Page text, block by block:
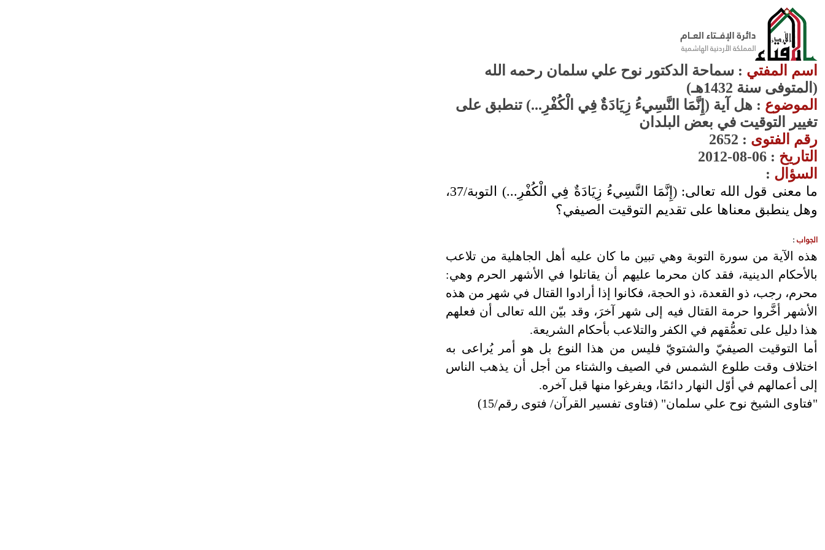
اسم المفتي : سماحة الدكتور نوح علي سلمان رحمه الله
(المتوفى سنة 1432هـ)
الموضوع : هل آية (إِنَّمَا النَّسِيءُ زِيَادَةٌ فِي الْكُفْرِ...) تنطبق على
تغيير التوقيت في بعض البلدان
رقم الفتوى :
2652
التاريخ : 06-08-2012
السؤال :
ما معنى قول الله تعالى: (إِنَّمَا النَّسِيءُ زِيَادَةٌ فِي الْكُفْرِ...) التوبة/37،
وهل ينطبق معناها على تقديم التوقيت الصيفي؟
الجواب:
هذه الآية من سورة التوبة وهي تبين ما كان عليه أهل الجاهلية من تلاعب
بالأحكام الدينية، فقد كان محرما عليهم أن يقاتلوا في الأشهر الحرم وهي:
محرم، رجب، ذو القعدة، ذو الحجة، فكانوا إذا أرادوا القتال في شهر من هذه
الأشهر أخَّروا حرمة القتال فيه إلى شهر آخرَ، وقد بيّن الله تعالى أن فعلهم
هذا دليل على تعمُّقهم في الكفر والتلاعب بأحكام الشريعة.
أما التوقيت الصيفيّ والشتويّ فليس من هذا النوع بل هو أمر يُراعى به
اختلاف وقت طلوع الشمس في الصيف والشتاء من أجل أن يذهب الناس
إلى أعمالهم في أوّل النهار دائمًا، ويفرغوا منها قبل آخره.
"فتاوى الشيخ نوح علي سلمان" (فتاوى تفسير القرآن/ فتوى رقم/15)